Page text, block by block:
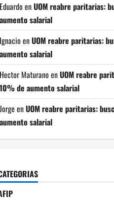
Eduardo enUOM reabre paritarias:
aumento salarial
Ignacio enUOM reabre paritarias:
aumento salarial
Hector Maturano enUOM reabre
10% de aumento salarial
Jorge enUOM reabre paritarias:
aumento salarial